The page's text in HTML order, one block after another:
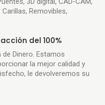
Removibles,
del 100%
de Dinero. Estamos
la mejor calidad y
le devolveremos su